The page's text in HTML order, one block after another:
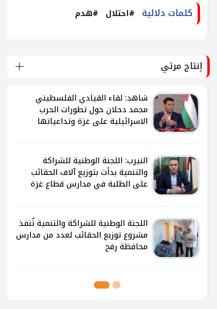
كلمات دلالية #احتلال #هدم
إنتاج مرئي
شاهد: لقاء القيادي الفلسطيني
محمد دحلان حول تطورات الحرب
الاسرائيلية على غزة وتداعياتها
النيرب: اللجنة الوطنية للشراكة
والتنمية بدأت بتوزيع آلاف الحقائب
على الطلبة في مدارس قطاع غزة
اللجنة الوطنية للشراكة والتنمية تُنفذ
مشروع توزيع الحقائب لعدد من مدارس
محافظة رفح